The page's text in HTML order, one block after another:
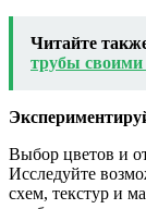
Читайте
трубы
Выбор цветов и
Исследуйте
схем, текстур и